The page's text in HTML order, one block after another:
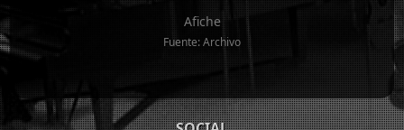
Afiche
Fuente: Archivo